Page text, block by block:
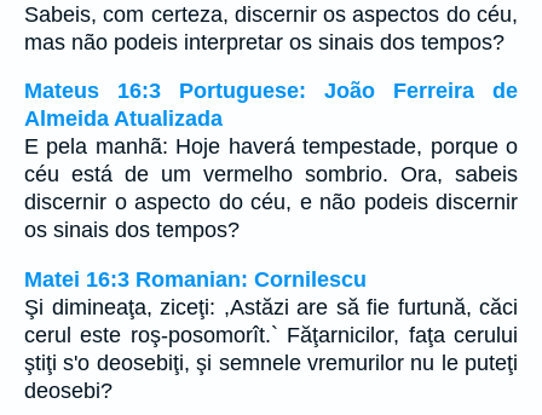
Sabeis, com certeza, discernir os aspectos do céu,
mas não podeis interpretar os sinais dos tempos?
Mateus 16:3 Portuguese: João Ferreira de
Almeida Atualizada
E pela manhã: Hoje haverá tempestade, porque o
céu está de um vermelho sombrio. Ora, sabeis
discernir o aspecto do céu, e não podeis discernir
os sinais dos tempos?
Matei 16:3 Romanian: Cornilescu
Şi dimineaţa, ziceţi: ,Astăzi are să fie furtună, căci
cerul este roş-posomorît.` Făţarnicilor, faţa cerului
ştiţi s'o deosebiţi, şi semnele vremurilor nu le puteţi
deosebi?